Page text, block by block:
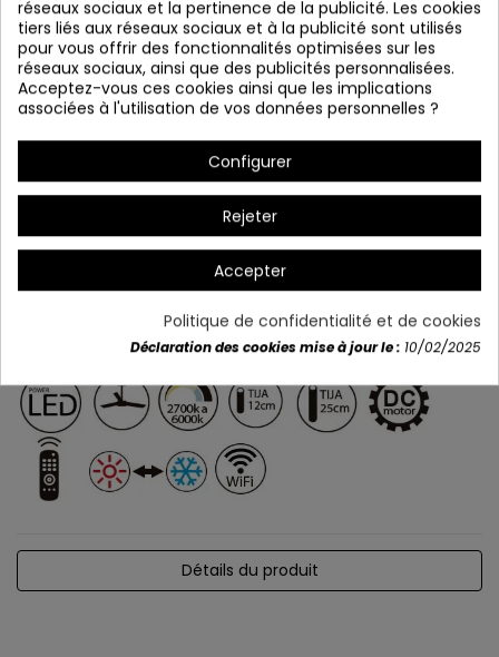
Ventilateur ONEGA
Détails du produit
réseaux sociaux et la pertinence de la publicité. Les cookies
tiers liés aux réseaux sociaux et à la publicité sont utilisés
pour vous offrir des fonctionnalités optimisées sur les
réseaux sociaux, ainsi que des publicités personnalisées.
Acceptez-vous ces cookies ainsi que les implications
associées à l'utilisation de vos données personnelles ?
Configurer
Rejeter
Accepter
Politique de confidentialité et de cookies
Déclaration des cookies mise à jour le : 10/02/2025